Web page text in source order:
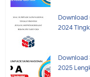
Download
2024
Download
2025